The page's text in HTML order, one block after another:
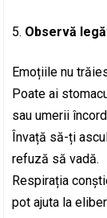
Observă
Emoțiile nu
Poate ai
sau umerii
Învață să-ți
refuză să vadă.
Respirația
pot ajuta la